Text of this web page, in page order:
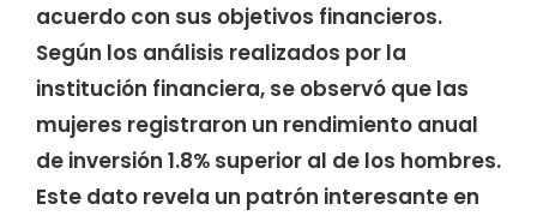
acuerdo con sus objetivos financieros.
Según los análisis realizados por la
institución financiera, se observó que las
mujeres registraron un rendimiento anual
de inversión 1.8% superior al de los hombres.
Este dato revela un patrón interesante en